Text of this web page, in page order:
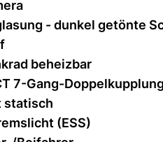
- dunkel getönte
beheizbar
7-Gang-
statisch
(ESS)